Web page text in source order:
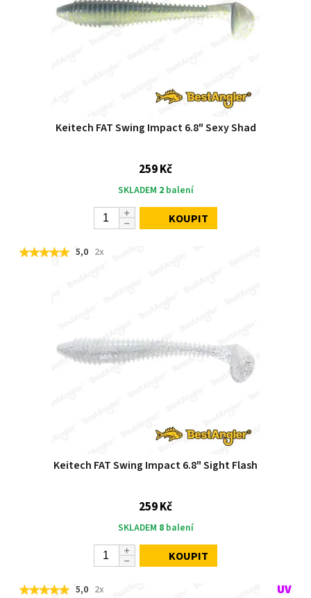
Keitech FAT Swing Impact 6.8" Sexy Shad
259 Kč
SKLADEM 2balení
KOUPIT
5,0 2x
Keitech FAT Swing Impact 6.8" Sight Flash
259 Kč
SKLADEM 8balení
KOUPIT
5,0 2x